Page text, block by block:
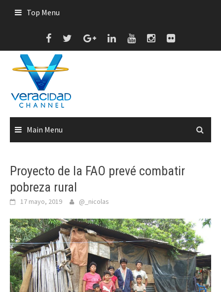
Top Menu
Main Menu
Proyecto de la FAO prevé combatir
pobreza rural
17 mayo, 2019 @_nicolas